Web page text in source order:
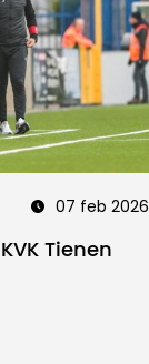
07 feb 2026
Tienen